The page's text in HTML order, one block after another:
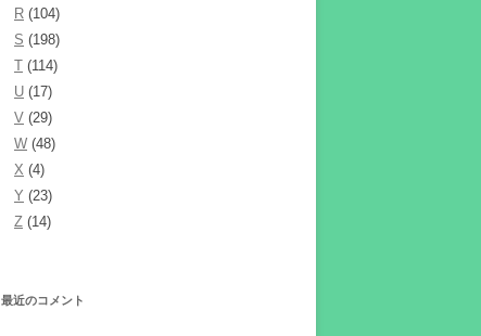
R (104)
S (198)
T (114)
U (17)
V (29)
W (48)
X (4)
Y (23)
Z (14)
最近のコメント